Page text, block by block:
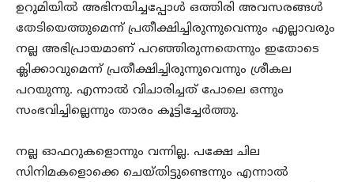
ഉറുമിയില്‍ അഭിനയിച്ചപ്പോള്‍ ഒത്തിരി അവസരങ്ങള്‍
തേടിയെത്തുമെന്ന് പ്രതീക്ഷിച്ചിരുന്നുവെന്നും എല്ലാവരും
നല്ല അഭിപ്രായമാണ് പറഞ്ഞിരുന്നതെന്നും ഇതോടെ
ക്ലിക്കാവുമെന്ന് പ്രതീക്ഷിച്ചിരുന്നുവെന്നും ശ്രീകല
പറയുന്നു. എന്നാല്‍ വിചാരിച്ചത് പോലെ ഒന്നും
സംഭവിച്ചില്ലെന്നും താരം കൂട്ടിച്ചേര്‍ത്തു.
നല്ല ഓഫറുകളൊന്നും വന്നില്ല. പക്ഷേ ചില
സിനിമകളൊക്കെ ചെയ്തിട്ടുണ്ടെന്നും എന്നാല്‍